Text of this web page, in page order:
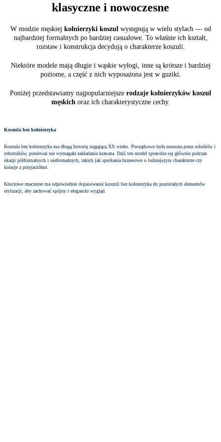
klasyczne i nowoczesne
W modzie męskiej kołnierzyki koszul występują w wielu stylach — od
najbardziej formalnych po bardziej casualowe. To właśnie ich kształt,
rozstaw i konstrukcja decydują o charakterze koszuli.
Niektóre modele mają długie i wąskie wyłogi, inne są krótsze i bardziej
poziome, a część z nich wyposażona jest w guziki.
Poniżej przedstawiamy najpopularniejsze rodzaje kołnierzyków koszul
męskich oraz ich charakterystyczne cechy.
Koszula bez kołnierzyka
Koszula bez kołnierzyka ma długą historię sięgającą XX wieku. Początkowo była noszona przez rolników i
robotników, ponieważ nie wymagała zakładania krawata. Dziś ten model sprawdza się głównie podczas
okazji półformalnych i nieformalnych, takich jak spotkania biznesowe o luźniejszym charakterze czy
kolacje z przyjaciółmi.
Kluczowe znaczenie ma odpowiednie dopasowanie koszuli bez kołnierzyka do pozostałych elementów
stylizacji, aby zachować spójny i elegancki wygląd.